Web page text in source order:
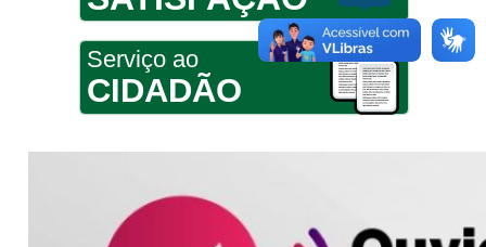
Serviço ao
CIDADÃO